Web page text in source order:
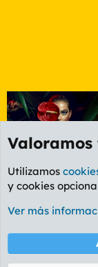
Foro Rapiñas
Cookies
PL
Utilizamos
y cookies
Ver más